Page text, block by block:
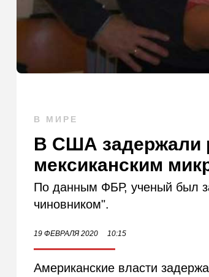
В МИРЕ
В США задержали
мексиканским
По данным ФБР, ученый был
чиновником".
19 ФЕВРАЛЯ 2020 10:15
Американские власти